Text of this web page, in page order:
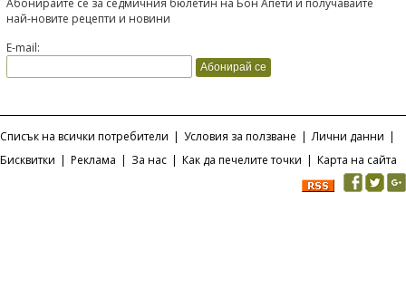
най-новите рецепти и новини
E-mail:
Списък на всички потребители | Условия за ползване | Лични данни |
Бисквитки | Реклама | За нас | Как да печелите точки | Карта на сайта